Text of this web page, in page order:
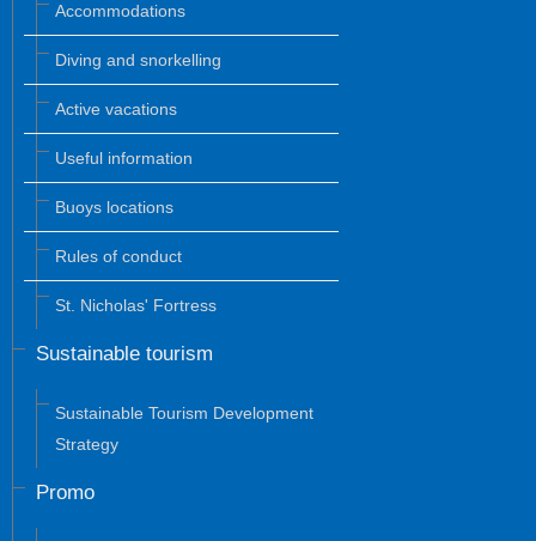
Accommodations
Diving and snorkelling
Active vacations
Useful information
Buoys locations
Rules of conduct
St. Nicholas' Fortress
Sustainable tourism
Sustainable Tourism Development
Strategy
Promo